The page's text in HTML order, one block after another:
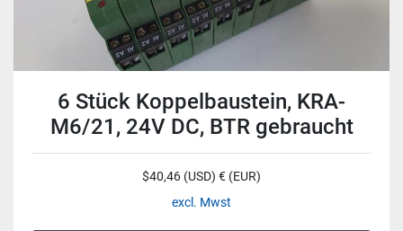
6 Stück Koppelbaustein, KRA-
M6/21, 24V DC, BTR gebraucht
$40,46 (USD) € (EUR)
excl. Mwst